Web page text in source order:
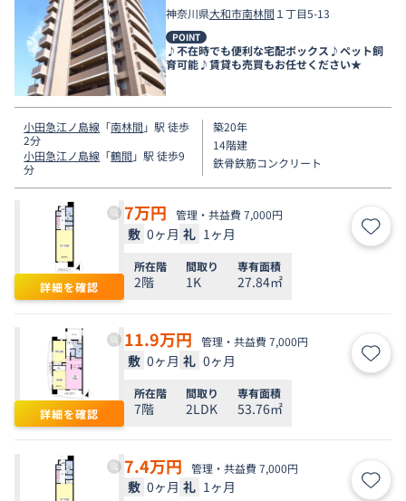
神奈川県大和市南林間 １丁目5-13
POINT
♪不在時でも便利な宅配ボックス♪ペット飼
育可能♪賃貸も売買もお任せください★
小田急江ノ島線 「南林間 」駅 徒歩
2分
小田急江ノ島線 「鶴間 」駅 徒歩9
分
築20年
14階建
鉄骨鉄筋コンクリート
詳細を確認
7万円 管理・共益費 7,000円
敷 0ヶ月 礼 1ヶ月 お気
所在階
2階
間取り
1K
専有面積
27.84㎡
詳細を確認
11.9万円 管理・共益費 7,000円
敷 0ヶ月 礼 0ヶ月 お気
所在階
7階
間取り
2LDK
専有面積
53.76㎡
7.4万円 管理・共益費 7,000円
敷 0ヶ月 礼 1ヶ月 お気